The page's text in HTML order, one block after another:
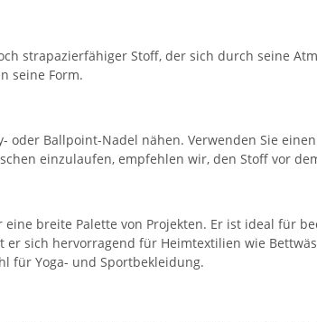
strapazierfähiger Stoff, der sich durch seine
seine Form.
oder Ballpoint-Nadel nähen. Verwenden Sie
einzulaufen, empfehlen wir, den Stoff vor
breite Palette von Projekten. Er ist ideal für
sich hervorragend für Heimtextilien wie
für Yoga- und Sportbekleidung.